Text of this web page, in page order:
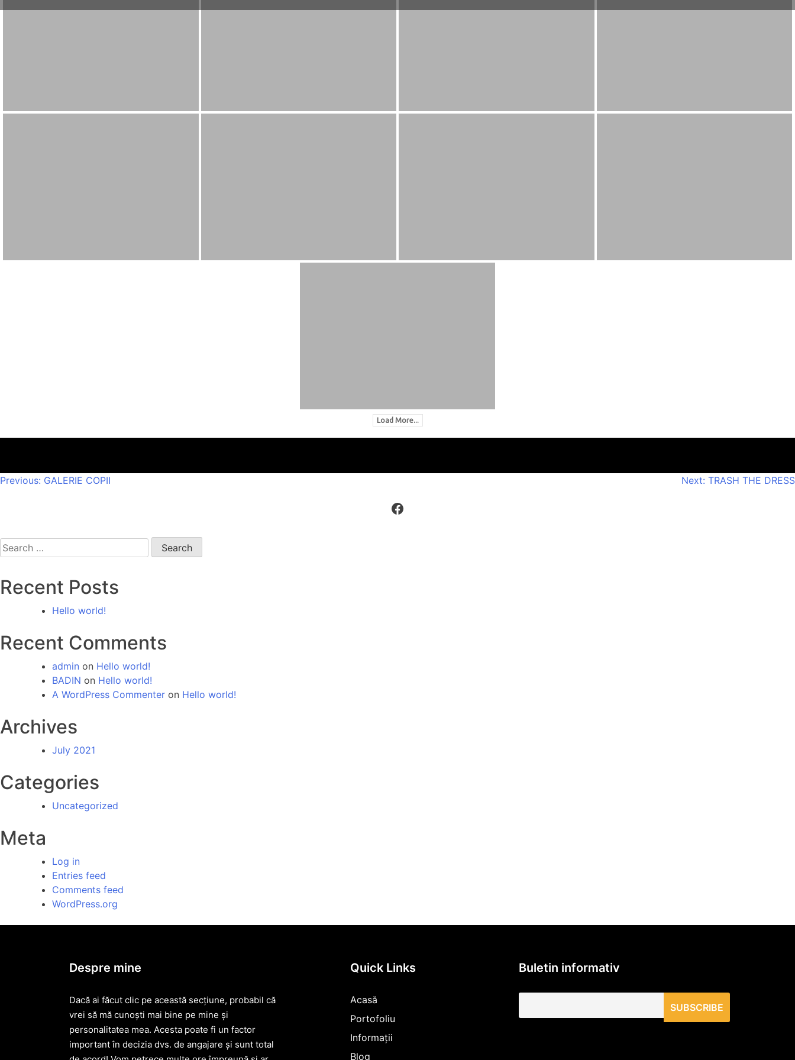
Load More...
Post
Previous: GALERIE COPII Next: TRASH THE DRESS
Facebook
Search
for:
Recent Posts
Hello world!
Recent Comments
admin on Hello world!
BADIN on Hello world!
A WordPress Commenter on Hello world!
Archives
July 2021
Categories
Uncategorized
Meta
Log in
Entries feed
Comments feed
WordPress.org
Despre mine
Dacă ai făcut clic pe această secțiune, probabil că
vrei să mă cunoști mai bine pe mine și
personalitatea mea. Acesta poate fi un factor
important în decizia dvs. de angajare și sunt total
Quick Links
Acasă
Portofoliu
Informații
Blog
Buletin informativ